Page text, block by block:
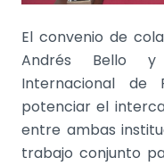
El convenio de
Andrés Bello y
Internacional de
potenciar el
entre ambas
trabajo conjunto